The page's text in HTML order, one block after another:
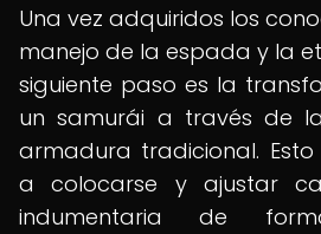
Una vez adquiridos los
manejo de la espada y la
siguiente paso es la
un samurái a través de
armadura tradicional.
a colocarse y ajustar
indumentaria de